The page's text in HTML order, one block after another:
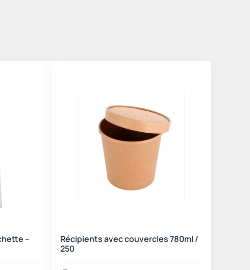
–
Récipients avec couvercles 780ml /
250